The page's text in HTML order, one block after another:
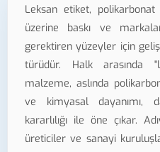
Leksan etiket,
üzerine baskı ve
gerektiren yüzeyler için
türüdür. Halk arasında
malzeme, aslında
ve kimyasal dayanımı,
kararlılığı ile öne çıkar.
üreticiler ve sanayi